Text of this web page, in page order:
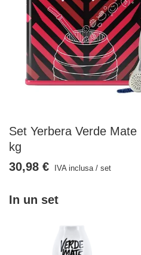
Set Yerbera Verde
kg
In un set
30,98 € IVA inclusa/ set